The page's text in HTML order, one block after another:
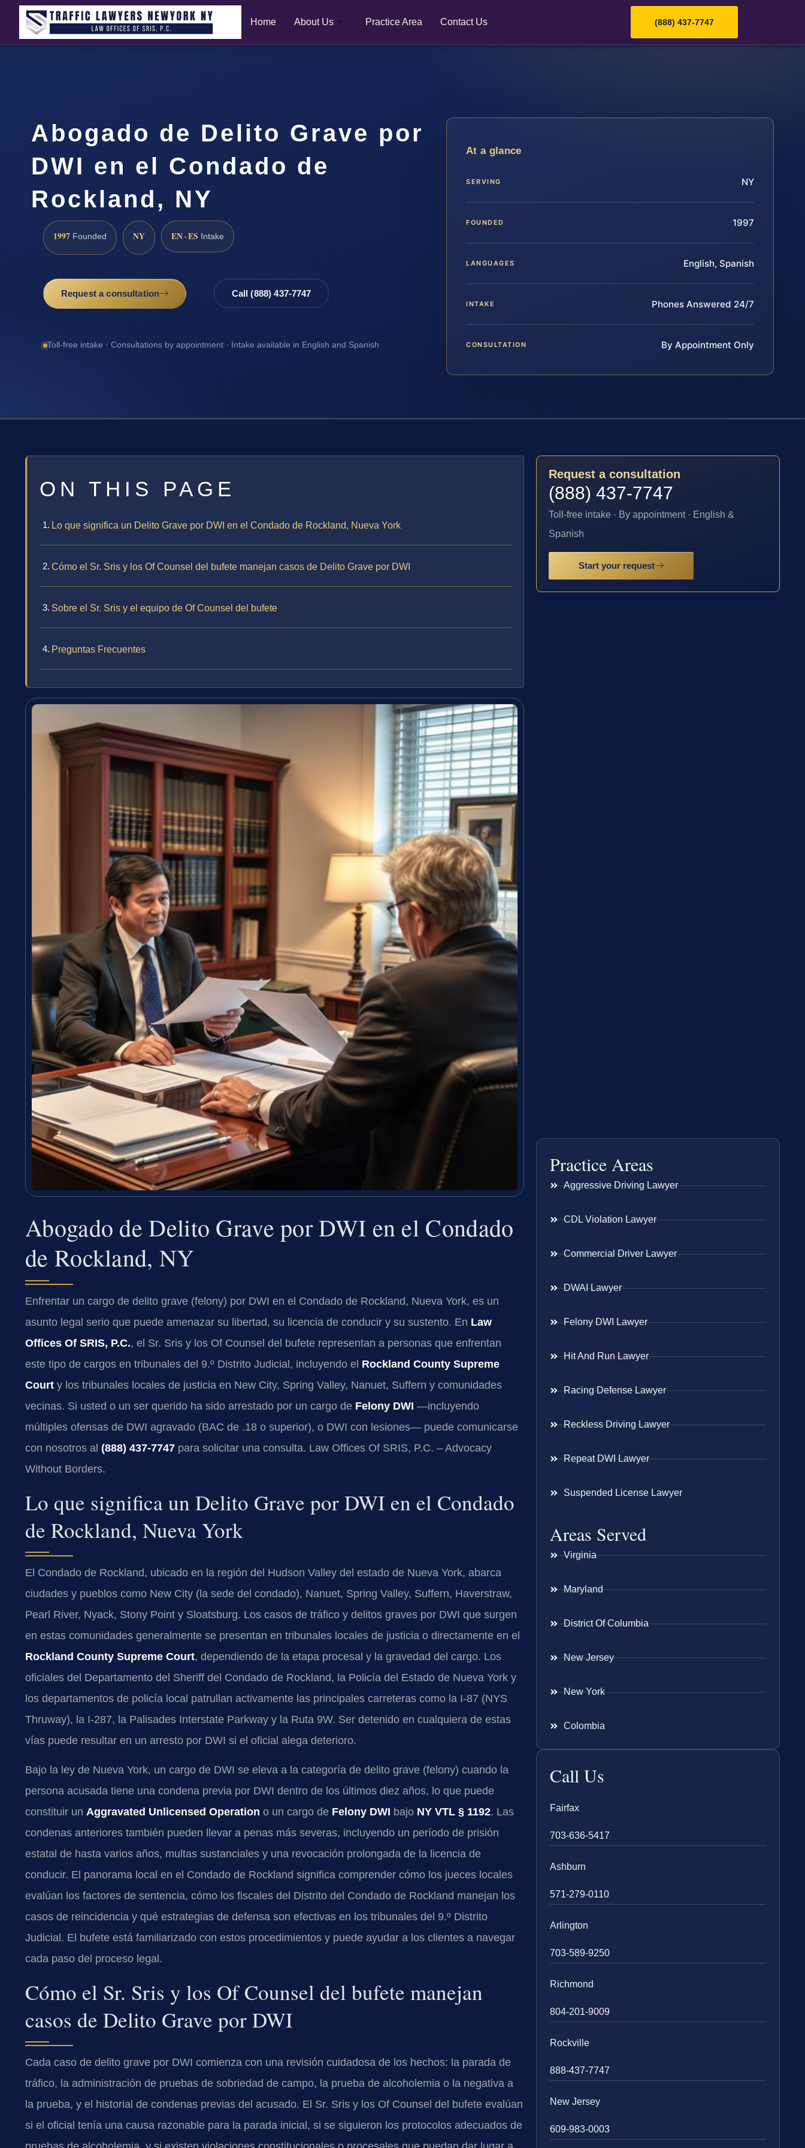
Home About Us Practice Area Contact Us (888) 437-7747
Abogado de Delito Grave por
DWI en el Condado de
Rockland, NY
1997 Founded NY EN · ES Intake
Request a consultation Call (888) 437-7747
Toll-free intake · Consultations by appointment · Intake available in English and Spanish
At a glance
SERVING NY
FOUNDED 1997
LANGUAGES English, Spanish
INTAKE Phones Answered 24/7
CONSULTATION By Appointment Only
ON THIS PAGE
Lo que significa un Delito Grave por DWI en el Condado de Rockland, Nueva York
Cómo el Sr. Sris y los Of Counsel del bufete manejan casos de Delito Grave por DWI
Sobre el Sr. Sris y el equipo de Of Counsel del bufete
Preguntas Frecuentes
Abogado de Delito Grave por DWI en el Condado
de Rockland, NY
Enfrentar un cargo de delito grave (felony) por DWI en el Condado de Rockland, Nueva York, es un
asunto legal serio que puede amenazar su libertad, su licencia de conducir y su sustento. En Law
Offices Of SRIS, P.C., el Sr. Sris y los Of Counsel del bufete representan a personas que enfrentan
este tipo de cargos en tribunales del 9.º Distrito Judicial, incluyendo el Rockland County Supreme
Court y los tribunales locales de justicia en New City, Spring Valley, Nanuet, Suffern y comunidades
vecinas. Si usted o un ser querido ha sido arrestado por un cargo de Felony DWI —incluyendo
múltiples ofensas de DWI agravado (BAC de .18 o superior), o DWI con lesiones— puede comunicarse
con nosotros al (888) 437-7747 para solicitar una consulta. Law Offices Of SRIS, P.C. – Advocacy
Without Borders.
Lo que significa un Delito Grave por DWI en el Condado
de Rockland, Nueva York
El Condado de Rockland, ubicado en la región del Hudson Valley del estado de Nueva York, abarca
ciudades y pueblos como New City (la sede del condado), Nanuet, Spring Valley, Suffern, Haverstraw,
Pearl River, Nyack, Stony Point y Sloatsburg. Los casos de tráfico y delitos graves por DWI que surgen
en estas comunidades generalmente se presentan en tribunales locales de justicia o directamente en el
Rockland County Supreme Court, dependiendo de la etapa procesal y la gravedad del cargo. Los
oficiales del Departamento del Sheriff del Condado de Rockland, la Policía del Estado de Nueva York y
los departamentos de policía local patrullan activamente las principales carreteras como la I-87 (NYS
Thruway), la I-287, la Palisades Interstate Parkway y la Ruta 9W. Ser detenido en cualquiera de estas
vías puede resultar en un arresto por DWI si el oficial alega deterioro.
Bajo la ley de Nueva York, un cargo de DWI se eleva a la categoría de delito grave (felony) cuando la
persona acusada tiene una condena previa por DWI dentro de los últimos diez años, lo que puede
constituir un Aggravated Unlicensed Operation o un cargo de Felony DWI bajo NY VTL § 1192. Las
condenas anteriores también pueden llevar a penas más severas, incluyendo un período de prisión
estatal de hasta varios años, multas sustanciales y una revocación prolongada de la licencia de
conducir. El panorama local en el Condado de Rockland significa comprender cómo los jueces locales
evalúan los factores de sentencia, cómo los fiscales del Distrito del Condado de Rockland manejan los
casos de reincidencia y qué estrategias de defensa son efectivas en los tribunales del 9.º Distrito
Judicial. El bufete está familiarizado con estos procedimientos y puede ayudar a los clientes a navegar
cada paso del proceso legal.
Cómo el Sr. Sris y los Of Counsel del bufete manejan
casos de Delito Grave por DWI
Cada caso de delito grave por DWI comienza con una revisión cuidadosa de los hechos: la parada de
tráfico, la administración de pruebas de sobriedad de campo, la prueba de alcoholemia o la negativa a
la prueba, y el historial de condenas previas del acusado. El Sr. Sris y los Of Counsel del bufete evalúan
si el oficial tenía una causa razonable para la parada inicial, si se siguieron los protocolos adecuados de
Request a consultation
(888) 437-7747
Toll-free intake · By appointment · English &
Spanish
Start your request
Practice Areas
Aggressive Driving Lawyer
CDL Violation Lawyer
Commercial Driver Lawyer
DWAI Lawyer
Felony DWI Lawyer
Hit And Run Lawyer
Racing Defense Lawyer
Reckless Driving Lawyer
Repeat DWI Lawyer
Suspended License Lawyer
Areas Served
Virginia
Maryland
District Of Columbia
New Jersey
New York
Colombia
Call Us
Fairfax
703-636-5417
Ashburn
571-279-0110
Arlington
703-589-9250
Richmond
804-201-9009
Rockville
888-437-7747
New Jersey
609-983-0003